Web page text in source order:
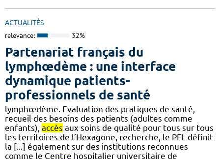
ACTUALITÉS
relevance: 32%
Partenariat français du
lymphœdème : une interface
dynamique patients-
professionnels de santé
lymphœdème. Evaluation des pratiques de santé,
recueil des besoins des patients (adultes comme
enfants), accès aux soins de qualité pour tous sur tous
les territoires de l’Hexagone, recherche, le PFL définit
la [...] également sur des institutions reconnues
comme le Centre hospitalier universitaire de